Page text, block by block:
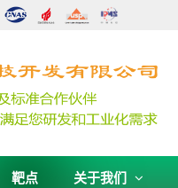
靶点 关于我们